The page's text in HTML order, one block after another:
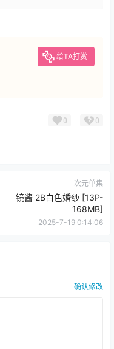
给TA打赏
0 0
次元单集
镜酱 2B白色婚纱 [13P-
168MB]
2025-7-19 0:14:06
确认修改